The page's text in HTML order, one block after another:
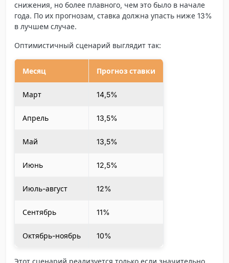
снижения, но более плавного, чем это было в начале
года. По их прогнозам, ставка должна упасть ниже 13%
в лучшем случае.
Оптимистичный сценарий выглядит так:
Месяц Прогноз ставки
Март 14,5%
Апрель 13,5%
Май 13,5%
Июнь 12,5%
Июль-август 12%
Сентябрь 11%
Октябрь-ноябрь 10%
Этот сценарий реализуется только если значительно